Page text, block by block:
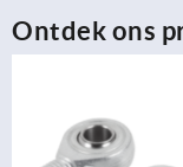
Ontdek ons